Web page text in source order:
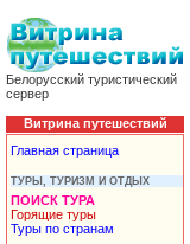
Белорусский туристический
сервер
Витрина путешествий
Главная страница
ТУРЫ, ТУРИЗМ И ОТДЫХ
ПОИСК ТУРА
Горящие туры
Туры по странам